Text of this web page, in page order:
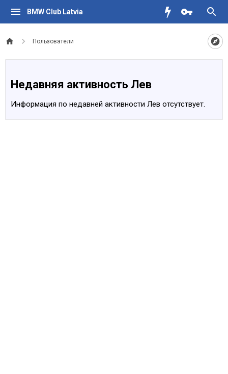
BMW Club Latvia
Пользователи
Недавняя активность Лев
Информация по недавней активности Лев отсутствует.